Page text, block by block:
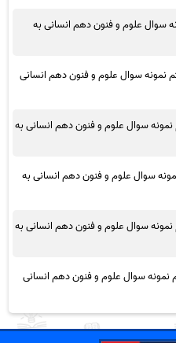
سوال علوم و فنون دهم انسانی به
نمونه سوال علوم و فنون دهم انسانی
سوال علوم و فنون دهم انسانی به
سوال علوم و فنون دهم انسانی به
سوال علوم و فنون دهم انسانی به
سوال علوم و فنون دهم انسانی